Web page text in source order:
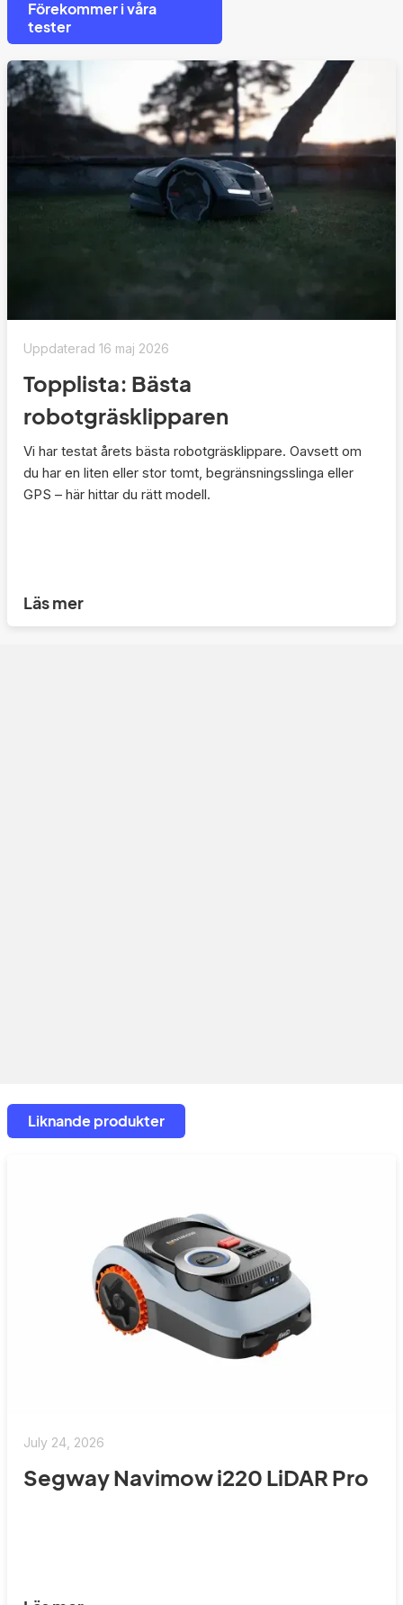
Förekommer i våra
tester
Uppdaterad 16 maj 2026
Topplista: Bästa
robotgräsklipparen
Vi har testat årets bästa robotgräsklippare. Oavsett om
du har en liten eller stor tomt, begränsningsslinga eller
GPS – här hittar du rätt modell.
Läs mer
Liknande produkter
July 24, 2026
Segway Navimow i220 LiDAR Pro